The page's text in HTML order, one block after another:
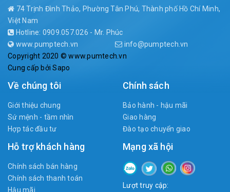
74 Trịnh Đình Thảo, Phường Tân Phú, Thành phố Hồ Chí Minh,
Việt Nam
Hotline: 0909.057.026 - Mr. Phúc
www.pumptech.vn
info@pumptech.vn
Copyright 2020 © www.pumtech.vn
Cung cấp bởiSapo
Về chúng tôi
Giới thiệu chung
Sứ mệnh - tầm nhìn
Hợp tác đầu tư
Chính sách
Bảo hành - hậu mãi
Giao hàng
Đào tạo chuyển giao
Hỗ trợ khách hàng
Chính sách bán hàng
Chính sách thanh toán
Hậu mãi
Mạng xã hội
Lượt truy cập: